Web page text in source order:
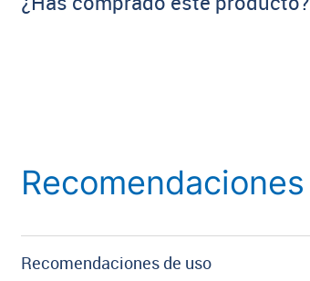
Recomendaciones
Recomendaciones de uso